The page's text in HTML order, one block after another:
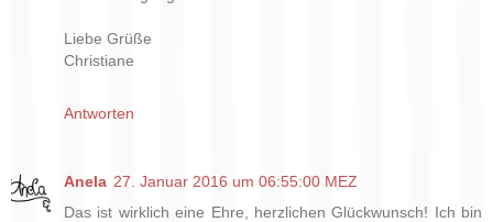
Liebe Grüße
Christiane
Antworten
Anela 27. Januar 2016 um 06:55:00 MEZ
Das ist wirklich eine Ehre, herzlichen Glückwunsch! Ich bin